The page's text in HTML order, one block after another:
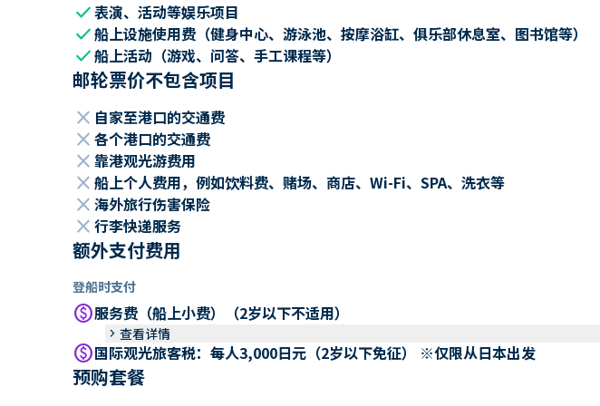
check表演、活动等娱乐项目
check船上设施使用费（健身中心、游泳池、按摩浴缸、俱乐部休息室、图书馆等）
check船上活动（游戏、问答、手工课程等）
邮轮票价不包含项目
close 自家至港口的交通费
close 各个港口的交通费
close 靠港观光游费用
close 船上个人费用，例如饮料费、赌场、商店、Wi-Fi、SPA、洗衣等
close 海外旅行伤害保险
close 行李快递服务
额外支付费用
登船时支付
paid服务费（船上小费）（2岁以下不适用）
keyboard_arrow_right 查看详情
paid国际观光旅客税：每人3,000日元（2岁以下免征） ※仅限从日本出发
预购套餐